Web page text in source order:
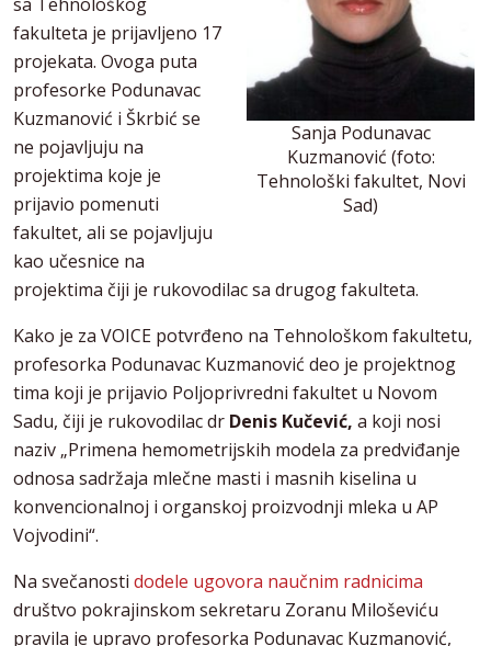
Sanja Podunavac
Kuzmanović (foto:
Tehnološki fakultet, Novi
Sad)
fakulteta je prijavljeno 17
projekata. Ovoga puta
profesorke Podunavac
Kuzmanović i Škrbić se
ne pojavljuju na
projektima koje je
prijavio pomenuti
fakultet, ali se pojavljuju
kao učesnice na
projektima čiji je rukovodilac sa drugog fakulteta.
Kako je za VOICE potvrđeno na Tehnološkom fakultetu,
profesorka Podunavac Kuzmanović deo je projektnog
tima koji je prijavio Poljoprivredni fakultet u Novom
Sadu, čiji je rukovodilac dr Denis Kučević, a koji nosi
naziv „Primena hemometrijskih modela za predviđanje
odnosa sadržaja mlečne masti i masnih kiselina u
konvencionalnoj i organskoj proizvodnji mleka u AP
Vojvodini“.
Na svečanosti dodele ugovora naučnim radnicima
društvo pokrajinskom sekretaru Zoranu Miloševiću
pravila je upravo profesorka Podunavac Kuzmanović,